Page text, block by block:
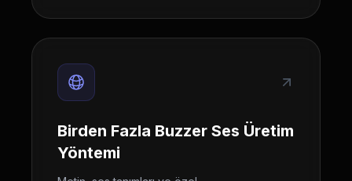
Birden Fazla Buzzer Ses Üretim
Yöntemi